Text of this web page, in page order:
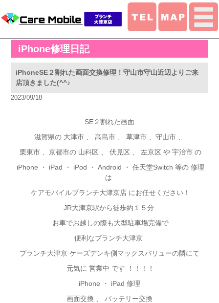
iPhone修理日記
iPhoneSE２割れた画面交換修理！守山市守山近辺よりご来
店頂きました(^^♪
2023/09/18
SE２割れた画面
滋賀県の 大津市 、 高島市 、 草津市 、守山市 、
栗東市 、京都市の 山科区 、 伏見区 、 左京区 や 宇治市 の
iPhone
・ iPad ・ iPod ・ Android ・ 任天堂Switch 等の 修理
は
ケアモバイルブランチ大津京店 にお任せください！
JR大津京駅から徒歩約１５分
お車でお越しの際も大型駐車場完備で
便利なブランチ大津京
ブランチ大津京 ケーズデンキ側マックスバリューの隣にて
元気に 営業中 です ！！！！
iPhone
・ iPad 修理
画面交換 、 バッテリー交換